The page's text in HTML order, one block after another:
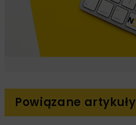
Powiązane artykuły